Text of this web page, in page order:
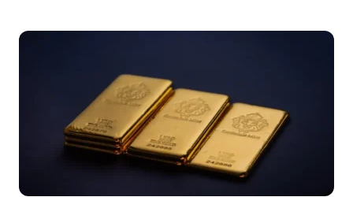
في
يسجل
86.61
دينارًا
اليوم
السبت